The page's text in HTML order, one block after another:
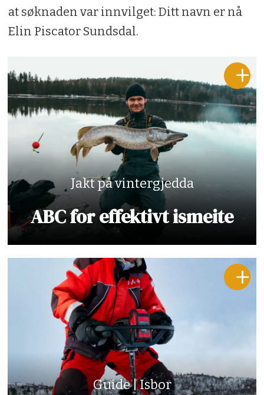
at søknaden var innvilget: Ditt navn er nå
Elin Piscator Sundsdal.
Jakt på vintergjedda
ABC for effektivt ismeite
Guide | Isbor